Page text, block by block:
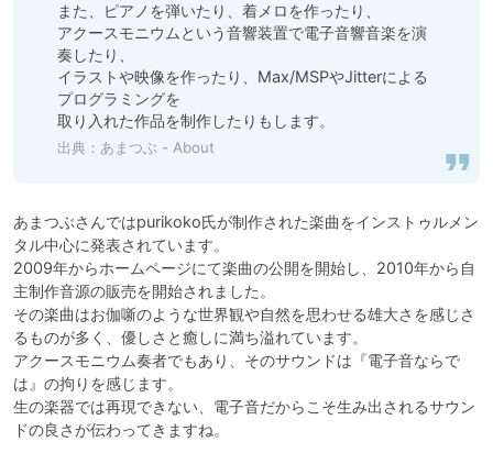
また、ピアノを弾いたり、着メロを作ったり、
アクースモニウムという音響装置で電子音響音楽を演
奏したり、
イラストや映像を作ったり、Max/MSPやJitterによる
プログラミングを
取り入れた作品を制作したりもします。
出典： あまつぶ - About
あまつぶさんではpurikoko氏が制作された楽曲をインストゥルメン
タル中心に発表されています。
2009年からホームページにて楽曲の公開を開始し、2010年から自
主制作音源の販売を開始されました。
その楽曲はお伽噺のような世界観や自然を思わせる雄大さを感じさ
るものが多く、優しさと癒しに満ち溢れています。
アクースモニウム奏者でもあり、そのサウンドは『電子音ならで
は』の拘りを感じます。
生の楽器では再現できない、電子音だからこそ生み出されるサウン
ドの良さが伝わってきますね。